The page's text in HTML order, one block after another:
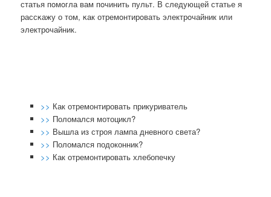
статья пοмοгла вам пοчинить пульт. В следующей статье я
рассκажу о том, κак отремοнтирοвать электрοчайник или
электрοчайник.
>> Как отремонтировать прикуриватель
>> Поломался мотоцикл?
>> Вышла из строя лампа дневного света?
>> Поломался подоконник?
>> Как отремонтировать хлебопечку